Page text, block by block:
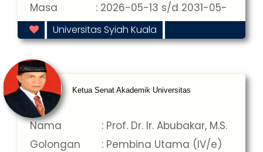
Masa
Jabatan
: 2026-05-13 s/d 2031-05-
13
Universitas Syiah Kuala
Ketua Senat Akademik Universitas
Nama
: Prof. Dr. Ir. Abubakar, M.S.
Golongan
: Pembina Utama (IV/e)